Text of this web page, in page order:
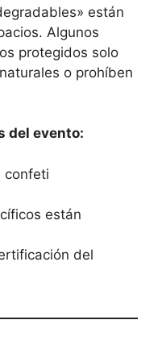
están
Algunos
protegidos solo
o prohíben
del evento:
confeti
están
del